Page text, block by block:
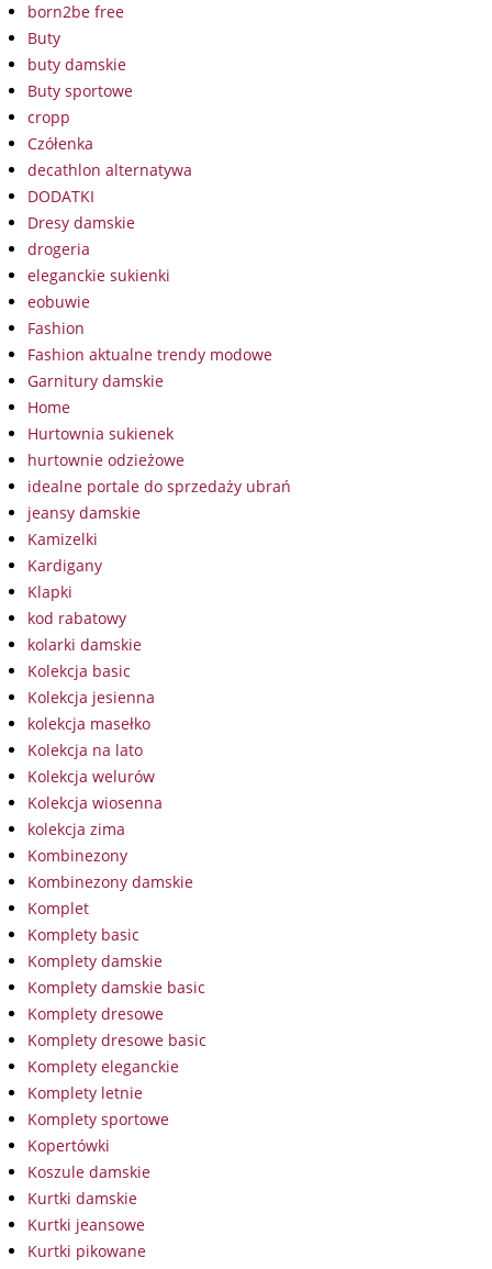
born2be free
Buty
buty damskie
Buty sportowe
cropp
Czółenka
decathlon alternatywa
DODATKI
Dresy damskie
drogeria
eleganckie sukienki
eobuwie
Fashion
Fashion aktualne trendy modowe
Garnitury damskie
Home
Hurtownia sukienek
hurtownie odzieżowe
idealne portale do sprzedaży ubrań
jeansy damskie
Kamizelki
Kardigany
Klapki
kod rabatowy
kolarki damskie
Kolekcja basic
Kolekcja jesienna
kolekcja masełko
Kolekcja na lato
Kolekcja welurów
Kolekcja wiosenna
kolekcja zima
Kombinezony
Kombinezony damskie
Komplet
Komplety basic
Komplety damskie
Komplety damskie basic
Komplety dresowe
Komplety dresowe basic
Komplety eleganckie
Komplety letnie
Komplety sportowe
Kopertówki
Koszule damskie
Kurtki damskie
Kurtki jeansowe
Kurtki pikowane